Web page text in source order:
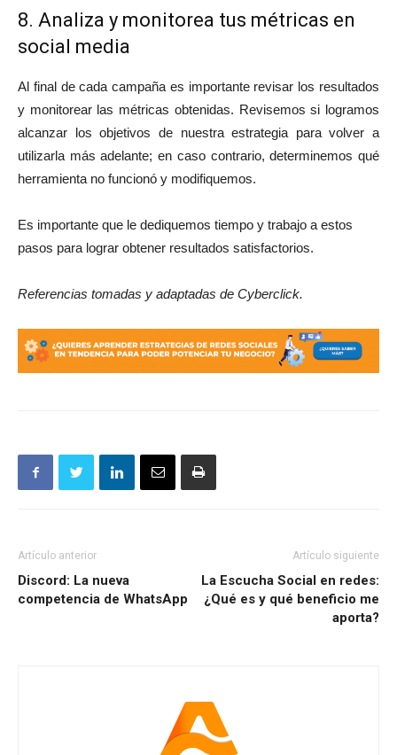
8. Analiza y monitorea tus métricas en
social media
Al final de cada campaña es importante revisar los resultados
y monitorear las métricas obtenidas. Revisemos si logramos
alcanzar los objetivos de nuestra estrategia para volver a
utilizarla más adelante; en caso contrario, determinemos qué
herramienta no funcionó y modifiquemos.
Es importante que le dediquemos tiempo y trabajo a estos
pasos para lograr obtener resultados satisfactorios.
Referencias tomadas y adaptadas de Cyberclick.
Artículo anterior
Discord: La nueva
competencia de WhatsApp
Artículo siguiente
La Escucha Social en redes:
¿Qué es y qué beneficio me
aporta?